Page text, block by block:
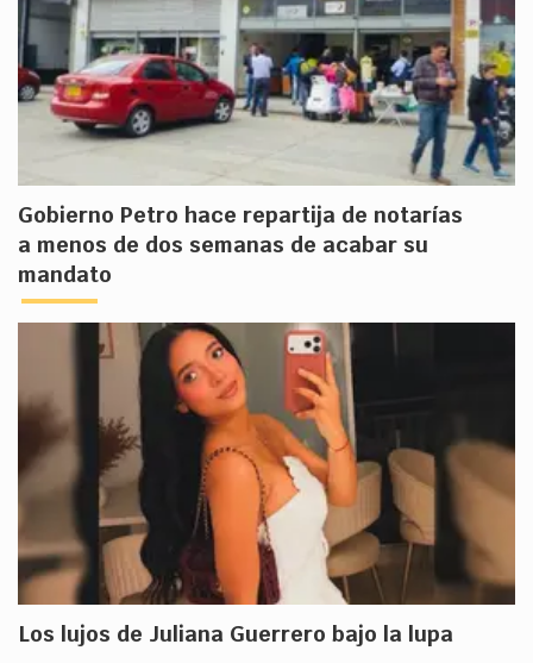
Gobierno Petro hace repartija de notarías
a menos de dos semanas de acabar su
mandato
Los lujos de Juliana Guerrero bajo la lupa